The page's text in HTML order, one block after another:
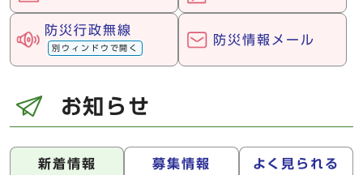
防災行政無線
別ウィンドウで開く
防災情報メール
お知らせ
新着情報 募集情報
よく見られる